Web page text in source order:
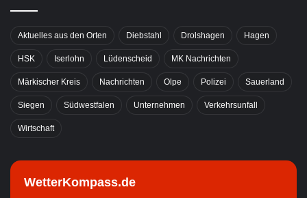
Aktuelles aus den Orten Diebstahl Drolshagen Hagen
HSK Iserlohn Lüdenscheid MK Nachrichten
Märkischer Kreis Nachrichten Olpe Polizei Sauerland
Siegen Südwestfalen Unternehmen Verkehrsunfall
Wirtschaft
WetterKompass.de